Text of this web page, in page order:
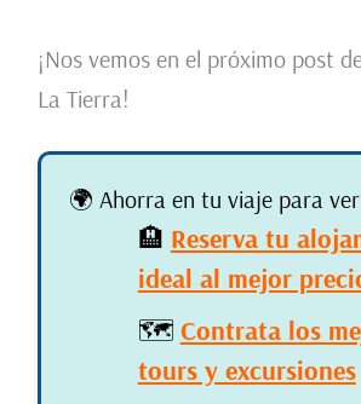
¡Nos vemos en el próximo post
La Tierra!
🌍 Ahorra en tu viaje para
🏨 Reserva tu
ideal al mejor
🗺️ Contrata los
tours y excursiones